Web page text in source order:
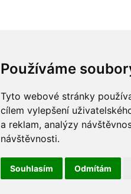
Používáme
Tyto webové stránky
cílem vylepšení
a reklam, analýzy
návštěvnosti.
Souhlasím Odmítám